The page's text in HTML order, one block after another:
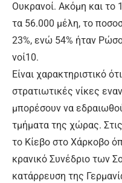
Ου­κρα­νοί. Α­κό­μη και το
τα 56.000 μέ­λη, το
23%, ε­νώ 54% ή­ταν
νοί10.
Εί­ναι χα­ρα­κτη­ρι­στι­κό
στρα­τιω­τι­κές νί­κες
μπο­ρέ­σουν να
τμή­μα­τα της χώ­ρας.
το Κί­ε­βο στο Χάρ­κο­βο
κρα­νι­κό Συ­νέ­δριο των
κα­τάρ­ρευ­ση της